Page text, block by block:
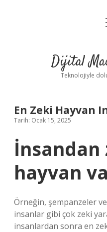
Dijital
Teknolojiyle
En Zeki Hayvan
Tarih: Ocak 15, 2025
İnsandan
hayvan
Örneğin, şempanzeler
insanlar gibi çok zeki
insanlardan sonra en